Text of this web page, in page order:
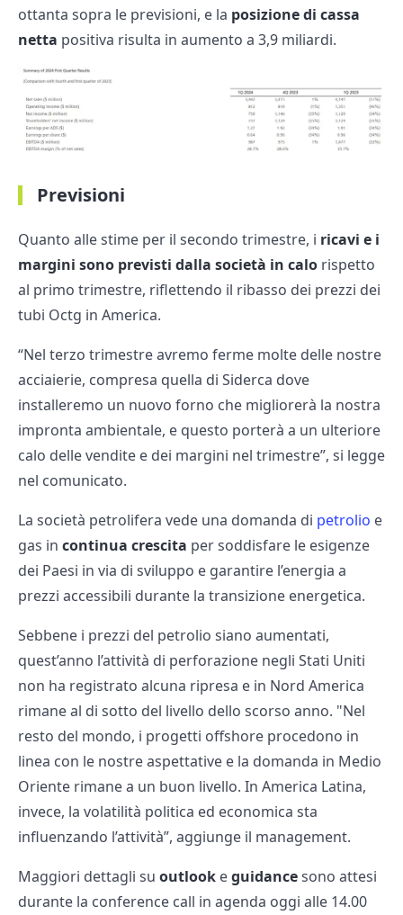
ottanta sopra le previsioni, e la posizione di cassa
netta positiva risulta in aumento a 3,9 miliardi.
Previsioni
Quanto alle stime per il secondo trimestre, i ricavi e i
margini sono previsti dalla società in calo rispetto
al primo trimestre, riflettendo il ribasso dei prezzi dei
tubi Octg in America.
“Nel terzo trimestre avremo ferme molte delle nostre
acciaierie, compresa quella di Siderca dove
installeremo un nuovo forno che migliorerà la nostra
impronta ambientale, e questo porterà a un ulteriore
calo delle vendite e dei margini nel trimestre”, si legge
nel comunicato.
La società petrolifera vede una domanda di petrolio e
gas in continua crescita per soddisfare le esigenze
dei Paesi in via di sviluppo e garantire l’energia a
prezzi accessibili durante la transizione energetica.
Sebbene i prezzi del petrolio siano aumentati,
quest’anno l’attività di perforazione negli Stati Uniti
non ha registrato alcuna ripresa e in Nord America
rimane al di sotto del livello dello scorso anno. "Nel
resto del mondo, i progetti offshore procedono in
linea con le nostre aspettative e la domanda in Medio
Oriente rimane a un buon livello. In America Latina,
invece, la volatilità politica ed economica sta
influenzando l’attività”, aggiunge il management.
Maggiori dettagli su outlook eguidancesono attesi
durante la conference call in agenda oggi alle 14.00